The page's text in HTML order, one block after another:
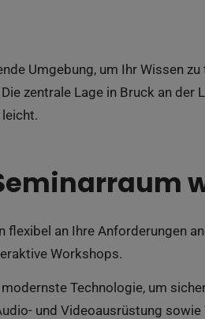
Umgebung, um Ihr Wissen
zentrale Lage in Bruck an der
flexibel an Ihre Anforderungen
Workshops.
Technologie, um
und Videoausrüstung sowie